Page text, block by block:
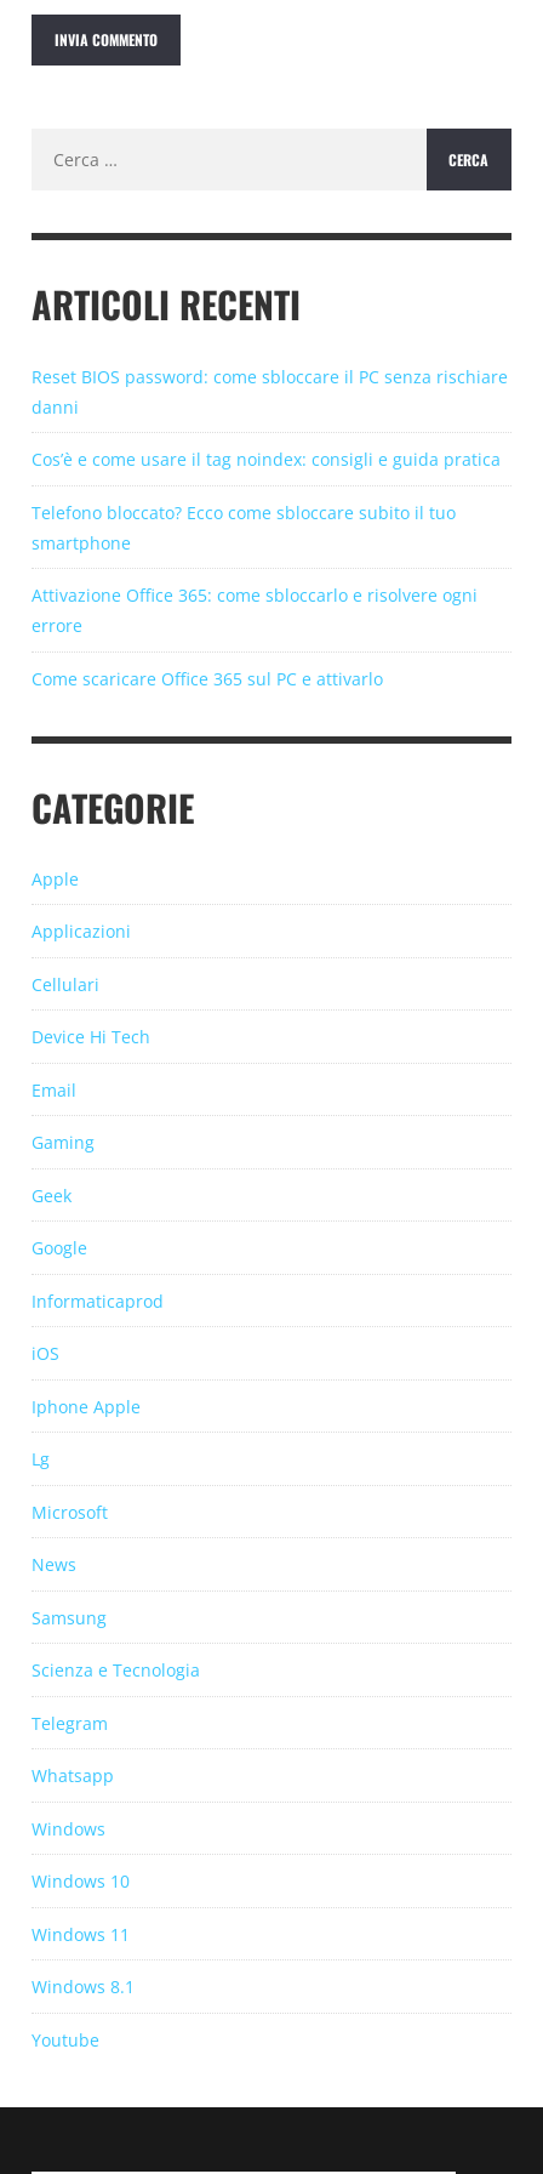
per:
ARTICOLI RECENTI
Reset BIOS password: come sbloccare il PC senza rischiare
danni
Cos’è e come usare il tag noindex: consigli e guida pratica
Telefono bloccato? Ecco come sbloccare subito il tuo
smartphone
Attivazione Office 365: come sbloccarlo e risolvere ogni
errore
Come scaricare Office 365 sul PC e attivarlo
CATEGORIE
Apple
Applicazioni
Cellulari
Device Hi Tech
Email
Gaming
Geek
Google
Informaticaprod
iOS
Iphone Apple
Lg
Microsoft
News
Samsung
Scienza e Tecnologia
Telegram
Whatsapp
Windows
Windows 10
Windows 11
Windows 8.1
Youtube